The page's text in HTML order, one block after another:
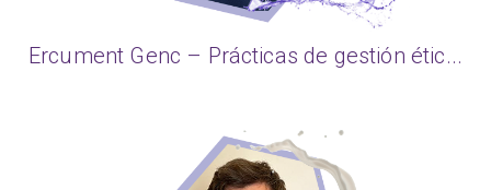
Ercument Genc – Prácticas de gestión étic...